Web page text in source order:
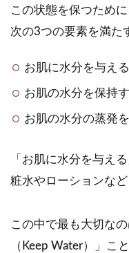
この状態を保つため
次の3つの要素を満た
お肌に水分を与え
お肌の水分を保持
お肌の水分の蒸発
「お肌に水分を与え
粧水やローションな
この中で最も大切な
（Keep Water）」こ